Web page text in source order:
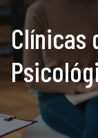
Clínicas